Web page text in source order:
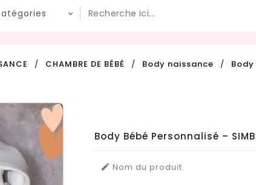
CHAMBRE DE BÉBÉ Body naissance
Body Bébé Personnalisé –
 Nom du produit